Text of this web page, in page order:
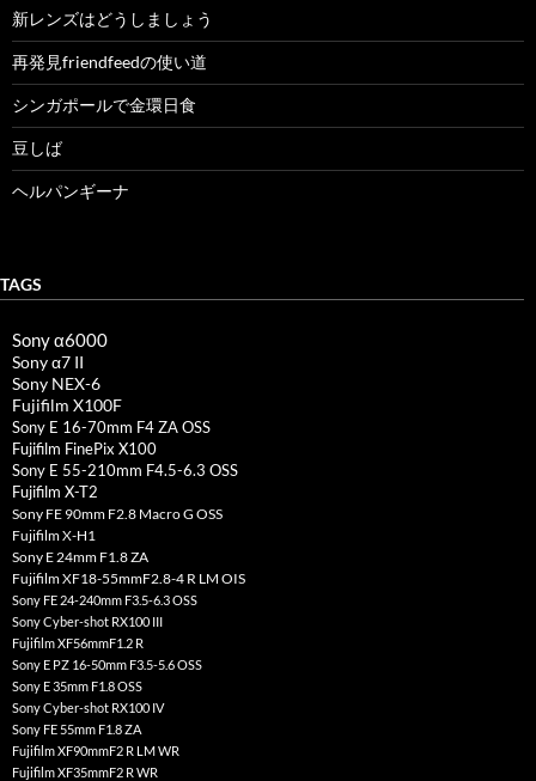
新レンズはどうしましょう
再発見friendfeedの使い道
シンガポールで金環日食
豆しば
ヘルパンギーナ
TAGS
Sony α6000
Sony α7 II
Sony NEX-6
Fujifilm X100F
Sony E 16-70mm F4 ZA OSS
Fujifilm FinePix X100
Sony E 55-210mm F4.5-6.3 OSS
Fujifilm X-T2
Sony FE 90mm F2.8 Macro G OSS
Fujifilm X-H1
Sony E 24mm F1.8 ZA
Fujifilm XF18-55mmF2.8-4 R LM OIS
Sony FE 24-240mm F3.5-6.3 OSS
Sony Cyber-shot RX100 III
Fujifilm XF56mmF1.2 R
Sony E PZ 16-50mm F3.5-5.6 OSS
Sony E 35mm F1.8 OSS
Sony Cyber-shot RX100 IV
Sony FE 55mm F1.8 ZA
Fujifilm XF90mmF2 R LM WR
Fujifilm XF35mmF2 R WR